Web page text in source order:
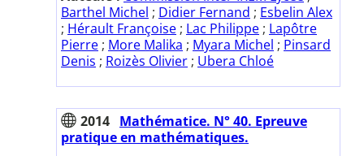
Barthel Michel ; Didier Fernand ; Esbelin Alex
; Hérault Françoise ; Lac Philippe ; Lapôtre
Pierre ; More Malika ; Myara Michel ; Pinsard
Denis ; Roizès Olivier ; Ubera Chloé
2014 Mathématice. N° 40. Epreuve
pratique en mathématiques.